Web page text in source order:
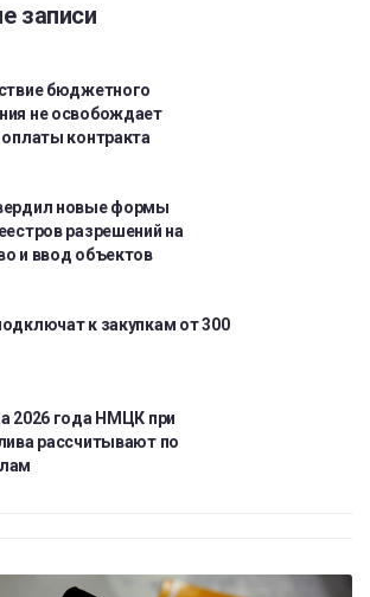
записи
бюджетного
не освобождает
оплаты контракта
новые формы
разрешений на
и ввод объектов
к закупкам от 300
2026 года НМЦК при
рассчитывают по